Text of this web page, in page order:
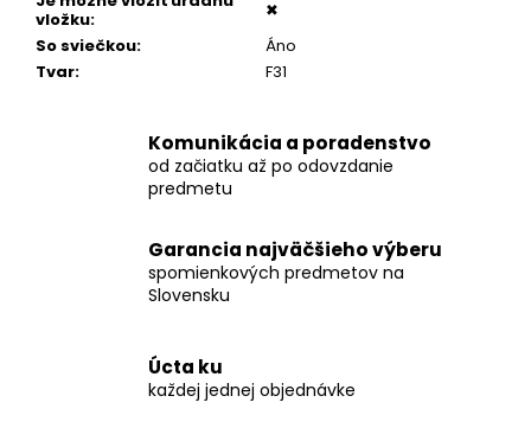
vložku:
✖
So sviečkou:
Áno
Tvar: F31
Komunikácia a poradenstvo
od začiatku až po odovzdanie
predmetu
Garancia najväčšieho výberu
spomienkových predmetov na
Slovensku
Úcta ku
každej jednej objednávke
TOMMY
ŠNÚROVÝ
NÁRAMOK